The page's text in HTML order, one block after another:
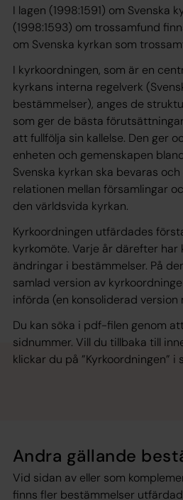
I lagen (1998:1591) om Svenska
(1998:1593) om trossamfund
om Svenska kyrkan som
I kyrkoordningen, som är en
kyrkans interna regelverk
bestämmelser), anges de
som ger de bästa
att fullfölja sin kallelse. Den ger
enheten och gemenskapen
Svenska kyrkan ska bevaras
relationen mellan församlingar
den världsvida kyrkan.
Kyrkoordningen utfärdades
kyrkomöte. Varje år därefter
ändringar i bestämmelser. På
samlad version av
införda (en konsoliderad version
Du kan söka i pdf-filen genom
sidnummer. Vill du tillbaka till
klickar du på ”Kyrkoordningen” i
Andra gällande
Vid sidan av eller som
finns fler bestämmelser